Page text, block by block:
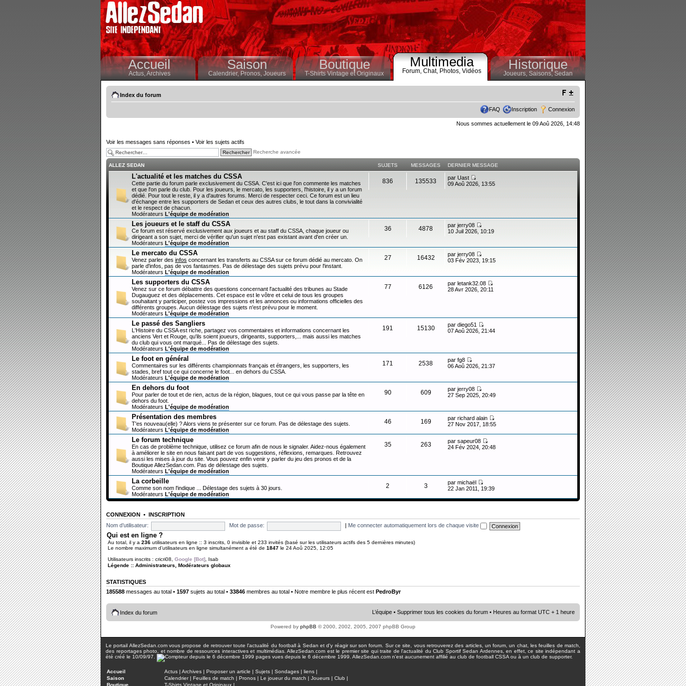
Accueil
Actus,Archives
Saison
Calendrier,Pronos, Joueurs
Boutique
T-Shirts Vintage et Originaux
Multimedia
Forum, Chat, Photos, Vidéos Historique
Joueurs, Saisons,Sedan
Index du forum
FAQ Inscription Connexion
Nous sommes actuellement le 09 Aoû 2026, 14:48
Voir les messages sans réponses • Voir les sujets actifs
Recherche avancée
ALLEZ SEDAN SUJETS MESSAGES DERNIER MESSAGE
L'actualité et les matches du CSSA
Cette partie du forum parle exclusivement du CSSA. C'est ici que l'on commente les matches
et que l'on parle du club. Pour les joueurs, le mercato, les supporters, l'histoire, il y a un forum
dédié. Pour tout le reste, il y a d'autres forums. Merci de respecter ceci. Ce forum est un lieu
d'échange entre les supporters de Sedan et ceux des autres clubs, le tout dans la convivialité
et le respect de chacun.
Modérateurs L'équipe de modération
836 135533 par Uast
09 Aoû 2026, 13:55
Les joueurs et le staff du CSSA
Ce forum est réservé exclusivement aux joueurs et au staff du CSSA, chaque joueur ou
dirigeant a son sujet, merci de vérifier qu'un sujet n'est pas existant avant d'en créer un.
Modérateurs L'équipe de modération
36 4878 par jerry08
10 Juil 2026, 10:19
Le mercato du CSSA
Venez parler des infos concernant les transferts au CSSA sur ce forum dédié au mercato. On
parle d'infos, pas de vos fantasmes. Pas de délestage des sujets prévu pour l'instant.
Modérateurs L'équipe de modération
27 16432 par jerry08
03 Fév 2023, 19:15
Les supporters du CSSA
Venez sur ce forum débattre des questions concernant l'actualité des tribunes au Stade
Dugauguez et des déplacements. Cet espace est le vôtre et celui de tous les groupes
souhaitant y participer, postez vos impressions et les annonces ou informations officielles des
différents groupes. Aucun délestage des sujets n'est prévu pour le moment.
Modérateurs L'équipe de modération
77 6126 par letank32.08
28 Avr 2026, 20:11
Le passé des Sangliers
L'Histoire du CSSA est riche, partagez vos commentaires et informations concernant les
anciens Vert et Rouge, qu'ils soient joueurs, dirigeants, supporters,... mais aussi les matches
du club qui vous ont marqué... Pas de délestage des sujets.
Modérateurs L'équipe de modération
191 15130 par diego51
07 Aoû 2026, 21:44
Le foot en général
Commentaires sur les différents championnats français et étrangers, les supporters, les
stades, bref tout ce qui concerne le foot... en dehors du CSSA.
Modérateurs L'équipe de modération
171 2538 par fg8
06 Aoû 2026, 21:37
En dehors du foot
Pour parler de tout et de rien, actus de la région, blagues, tout ce qui vous passe par la tête en
dehors du foot.
Modérateurs L'équipe de modération
90 609 par jerry08
27 Sep 2025, 20:49
Présentation des membres
T'es nouveau(elle) ? Alors viens te présenter sur ce forum. Pas de délestage des sujets.
Modérateurs L'équipe de modération
46 169 par richard alain
27 Nov 2017, 18:55
Le forum technique
En cas de problème technique, utilisez ce forum afin de nous le signaler. Aidez-nous également
à améliorer le site en nous faisant part de vos suggestions, réflexions, remarques. Retrouvez
aussi les mises à jour du site. Vous pouvez enfin venir y parler du jeu des pronos et de la
Boutique AllezSedan.com. Pas de délestage des sujets.
Modérateurs L'équipe de modération
35 263 par sapeur08
24 Fév 2024, 20:48
La corbeille
Comme son nom l'indique ... Délestage des sujets à 30 jours.
Modérateurs L'équipe de modération
2 3 par michaël
22 Jan 2011, 19:39
CONNEXION • INSCRIPTION
Nom d’utilisateur:
Mot de passe: Me connecter automatiquement lors de chaque visite
Qui est en ligne ?
Au total, il y a 236 utilisateurs en ligne :: 3 inscrits, 0 invisible et 233 invités (basé sur les utilisateurs actifs des 5 dernières minutes)
Le nombre maximum d’utilisateurs en ligne simultanément a été de 1847 le 24 Aoû 2025, 12:05
Utilisateurs inscrits : cricri08 Google [Bot]
Isab
Légende :: Administrateurs Modérateurs globaux
STATISTIQUES
185588 messages au total • 1597 sujets au total • 33846 membres au total • Notre membre le plus récent est PedroByr
Index du forum L’équipe • Supprimer tous les cookies du forum • Heures au format UTC + 1 heure
Powered by phpBB © 2000, 2002, 2005, 2007 phpBB Group
Le portail AllezSedan.com vous propose de retrouver toute l'actualité du football à Sedan et d'y réagir sur son forum. Sur ce site, vous retrouverez des articles, un forum, un chat, les feuilles de match,
des reportages photo, et nombre de ressources interactives et multimédias. AllezSedan.com est le premier site qui traite de l'actualité du Club Sportif Sedan Ardennes, en effet, ce site indépendant a
été créé le 10/09/97.
pages vues depuis le 6 décembre 1999. AllezSedan.com n'est aucunement affilié au club de football CSSA ou à un club de supporter.
Accueil Actus | Archives | Proposer un article | Sujets | Sondages | liens |
Saison
Calendrier| Feuilles de match | Pronos | Le joueur du match | Joueurs | Club |
Boutique
T-Shirts Vintage et Originaux |